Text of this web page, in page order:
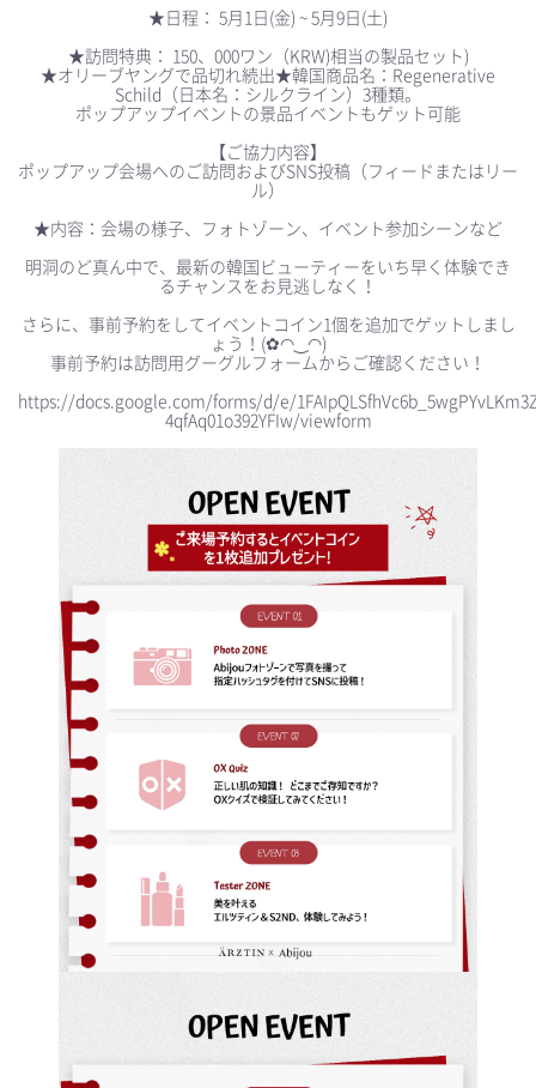
★日程： 5月1日(金) ~ 5月9日(土)
★訪問特典： 150、000ワン（KRW)相当の製品セット)
★オリーブヤングで品切れ続出★韓国商品名：Regenerative
Schild（日本名：シルクライン）3種類。
ポップアップイベントの景品イベントもゲット可能
【ご協力内容】
ポップアップ会場へのご訪問およびSNS投稿（フィードまたはリー
ル）
★内容：会場の様子、フォトゾーン、イベント参加シーンなど
明洞のど真ん中で、最新の韓国ビューティーをいち早く体験でき
るチャンスをお見逃しなく！
さらに、事前予約をしてイベントコイン1個を追加でゲットしまし
ょう！(✿◠‿◠)
事前予約は訪問用グーグルフォームからご確認ください！
https://docs.google.com/forms/d/e/
4qfAq01o392YFIw/viewform